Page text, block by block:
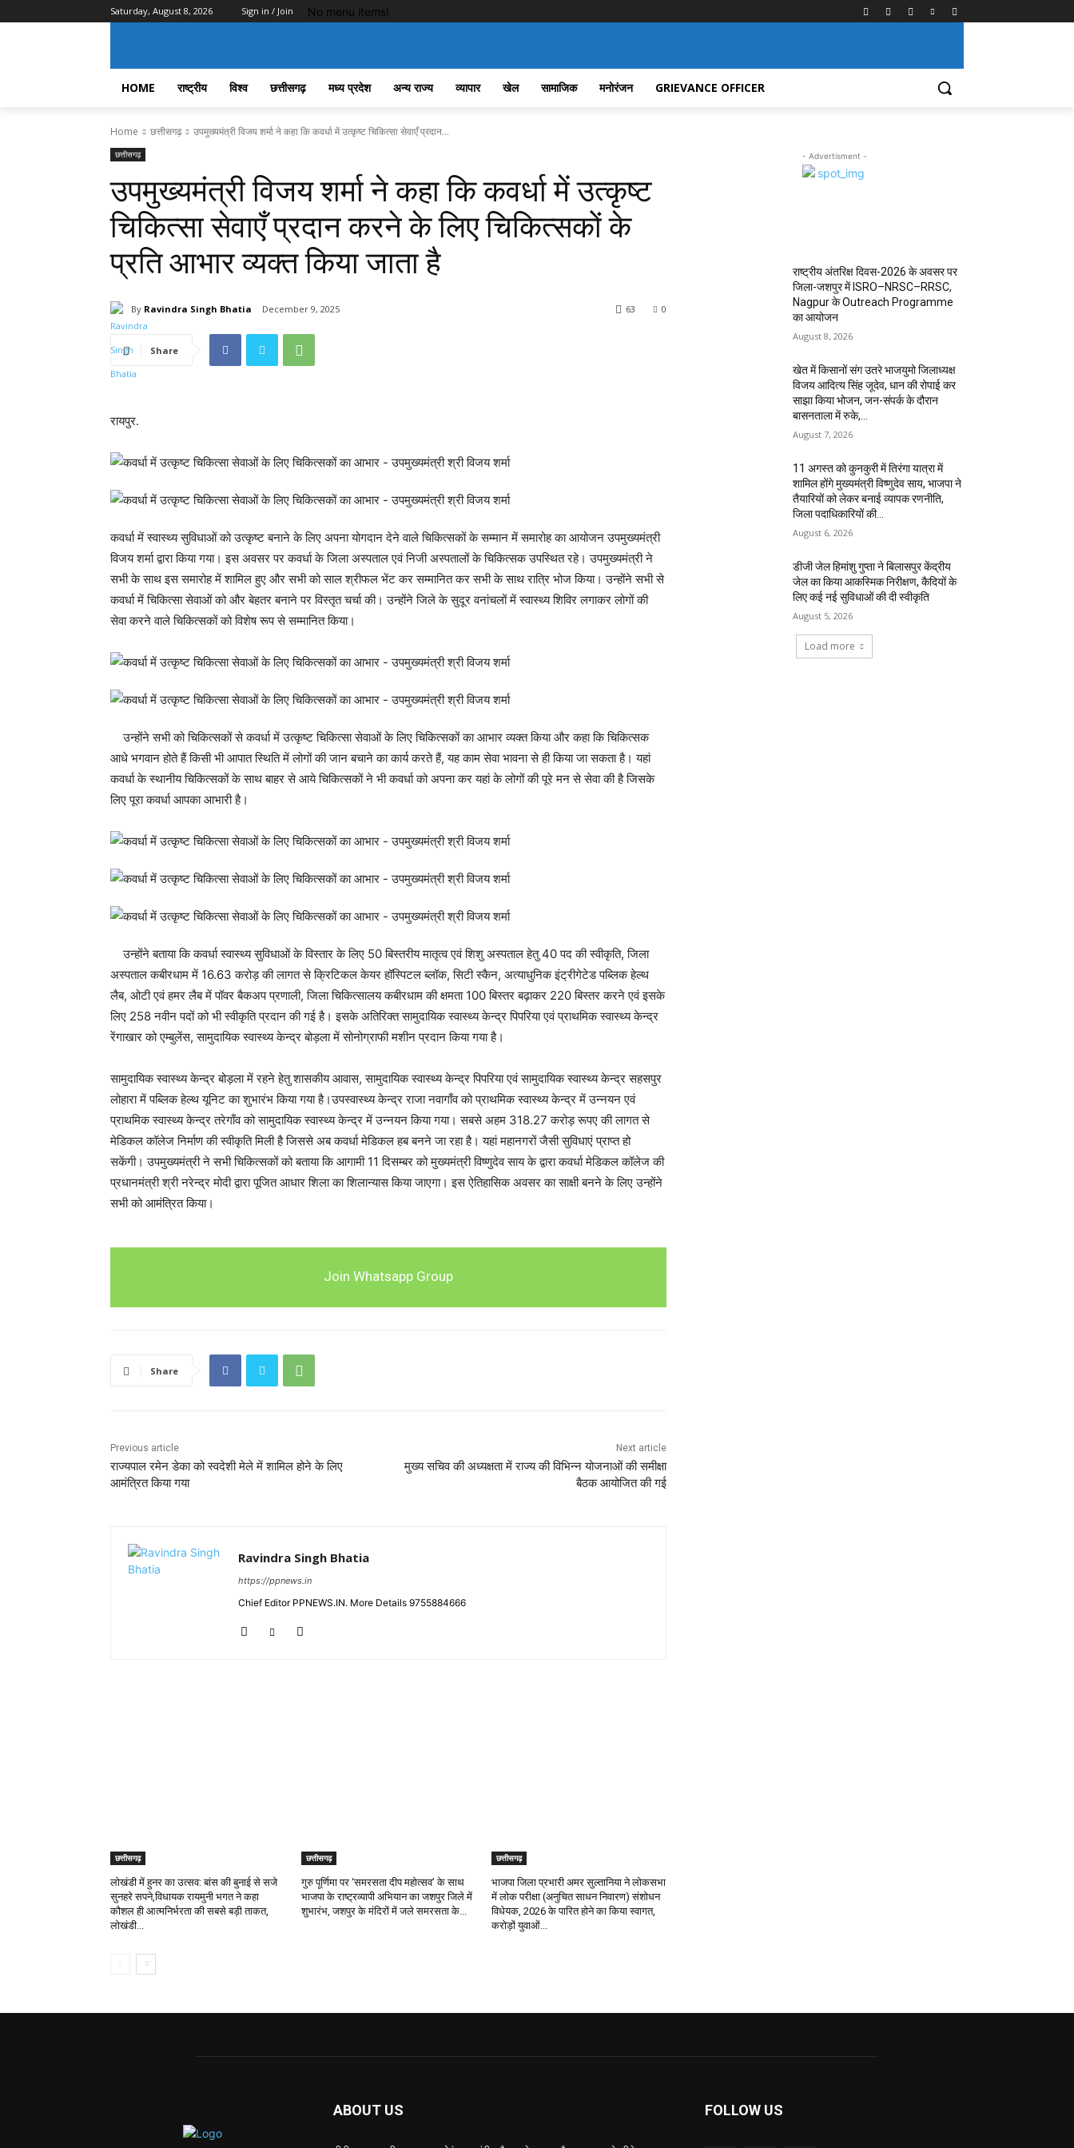
Saturday, August 8, 2026 Sign in / Join No menu items!
HOME राष्ट्रीय विश्व छत्तीसगढ़ मध्य प्रदेश अन्य राज्य व्यापार खेल सामाजिक मनोरंजन GRIEVANCE OFFICER
Home छत्तीसगढ़ उपमुख्यमंत्री विजय शर्मा ने कहा कि कवर्धा में उत्कृष्ट चिकित्सा सेवाएँ प्रदान...
छत्तीसगढ़
उपमुख्यमंत्री विजय शर्मा ने कहा कि कवर्धा में उत्कृष्ट
चिकित्सा सेवाएँ प्रदान करने के लिए चिकित्सकों के
प्रति आभार व्यक्त किया जाता है
By Ravindra Singh Bhatia December 9, 2025 0
63
Share
रायपुर.
कवर्धा में स्वास्थ्य सुविधाओं को उत्कृष्ट बनाने के लिए अपना योगदान देने वाले चिकित्सकों के सम्मान में समारोह का आयोजन उपमुख्यमंत्री
विजय शर्मा द्वारा किया गया। इस अवसर पर कवर्धा के जिला अस्पताल एवं निजी अस्पतालों के चिकित्सक उपस्थित रहे। उपमुख्यमंत्री ने
सभी के साथ इस समारोह में शामिल हुए और सभी को साल श्रीफल भेंट कर सम्मानित कर सभी के साथ रात्रि भोज किया। उन्होंने सभी से
कवर्धा में चिकित्सा सेवाओं को और बेहतर बनाने पर विस्तृत चर्चा की। उन्होंने जिले के सुदूर वनांचलों में स्वास्थ्य शिविर लगाकर लोगों की
सेवा करने वाले चिकित्सकों को विशेष रूप से सम्मानित किया।
उन्होंने सभी को चिकित्सकों से कवर्धा में उत्कृष्ट चिकित्सा सेवाओं के लिए चिकित्सकों का आभार व्यक्त किया और कहा कि चिकित्सक
आधे भगवान होते हैं किसी भी आपात स्थिति में लोगों की जान बचाने का कार्य करते हैं, यह काम सेवा भावना से ही किया जा सकता है। यहां
कवर्धा के स्थानीय चिकित्सकों के साथ बाहर से आये चिकित्सकों ने भी कवर्धा को अपना कर यहां के लोगों की पूरे मन से सेवा की है जिसके
लिए पूरा कवर्धा आपका आभारी है।
उन्होंने बताया कि कवर्धा स्वास्थ्य सुविधाओं के विस्तार के लिए 50 बिस्तरीय मातृत्व एवं शिशु अस्पताल हेतु 40 पद की स्वीकृति, जिला
अस्पताल कबीरधाम में 16.63 करोड़ की लागत से क्रिटिकल केयर हॉस्पिटल ब्लॉक, सिटी स्कैन, अत्याधुनिक इंट्रीगेटेड पब्लिक हेल्थ
लैब, ओटी एवं हमर लैब में पॉवर बैकअप प्रणाली, जिला चिकित्सालय कबीरधाम की क्षमता 100 बिस्तर बढ़ाकर 220 बिस्तर करने एवं इसके
लिए 258 नवीन पदों को भी स्वीकृति प्रदान की गई है। इसके अतिरिक्त सामुदायिक स्वास्थ्य केन्द्र पिपरिया एवं प्राथमिक स्वास्थ्य केन्द्र
रेंगाखार को एम्बुलेंस, सामुदायिक स्वास्थ्य केन्द्र बोड़ला में सोनोग्राफी मशीन प्रदान किया गया है।
सामुदायिक स्वास्थ्य केन्द्र बोड़ला में रहने हेतु शासकीय आवास, सामुदायिक स्वास्थ्य केन्द्र पिपरिया एवं सामुदायिक स्वास्थ्य केन्द्र सहसपुर
लोहारा में पब्लिक हेल्थ यूनिट का शुभारंभ किया गया है।उपस्वास्थ्य केन्द्र राजा नवागाँव को प्राथमिक स्वास्थ्य केन्द्र में उन्नयन एवं
प्राथमिक स्वास्थ्य केन्द्र तरेगाँव को सामुदायिक स्वास्थ्य केन्द्र में उन्नयन किया गया। सबसे अहम 318.27 करोड़ रूपए की लागत से
मेडिकल कॉलेज निर्माण की स्वीकृति मिली है जिससे अब कवर्धा मेडिकल हब बनने जा रहा है। यहां महानगरों जैसी सुविधाएं प्राप्त हो
सकेंगी। उपमुख्यमंत्री ने सभी चिकित्सकों को बताया कि आगामी 11 दिसम्बर को मुख्यमंत्री विष्णुदेव साय के द्वारा कवर्धा मेडिकल कॉलेज की
प्रधानमंत्री श्री नरेन्द्र मोदी द्वारा पूजित आधार शिला का शिलान्यास किया जाएगा। इस ऐतिहासिक अवसर का साक्षी बनने के लिए उन्होंने
सभी को आमंत्रित किया।
Join Whatsapp Group
Share
Previous article
राज्यपाल रमेन डेका को स्वदेशी मेले में शामिल होने के लिए
आमंत्रित किया गया
Next article
मुख्य सचिव की अध्यक्षता में राज्य की विभिन्न योजनाओं की समीक्षा
बैठक आयोजित की गई
Ravindra Singh Bhatia
https://ppnews.in
Chief Editor PPNEWS.IN. More Details 9755884666
छत्तीसगढ़
लोखंडी में हुनर का उत्सव: बांस की बुनाई से सजे
सुनहरे सपने,विधायक रायमुनी भगत ने कहा
कौशल ही आत्मनिर्भरता की सबसे बड़ी ताकत,
लोखंडी...
छत्तीसगढ़
गुरु पूर्णिमा पर ‘समरसता दीप महोत्सव’ के साथ
भाजपा के राष्ट्रव्यापी अभियान का जशपुर जिले में
शुभारंभ, जशपुर के मंदिरों में जले समरसता के...
छत्तीसगढ़
भाजपा जिला प्रभारी अमर सुल्तानिया ने लोकसभा
में लोक परीक्षा (अनुचित साधन निवारण) संशोधन
विधेयक, 2026 के पारित होने का किया स्वागत,
करोड़ों युवाओं...
- Advertisment -
राष्ट्रीय अंतरिक्ष दिवस-2026 के अवसर पर
जिला-जशपुर में ISRO–NRSC–RRSC,
Nagpur के Outreach Programme
का आयोजन
August 8, 2026
खेत में किसानों संग उतरे भाजयुमो जिलाध्यक्ष
विजय आदित्य सिंह जूदेव, धान की रोपाई कर
साझा किया भोजन, जन-संपर्क के दौरान
बासनताला में रुके,...
August 7, 2026
11 अगस्त को कुनकुरी में तिरंगा यात्रा में
शामिल होंगे मुख्यमंत्री विष्णुदेव साय, भाजपा ने
तैयारियों को लेकर बनाई व्यापक रणनीति,
जिला पदाधिकारियों की...
August 6, 2026
डीजी जेल हिमांशु गुप्ता ने बिलासपुर केंद्रीय
जेल का किया आकस्मिक निरीक्षण, कैदियों के
लिए कई नई सुविधाओं की दी स्वीकृति
August 5, 2026
Load more
ABOUT US FOLLOW US